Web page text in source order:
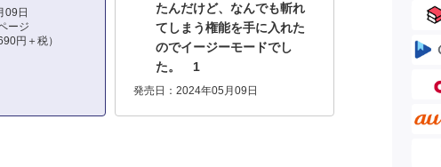
09日
ージ
円＋税）
たんだけど、なんでも斬れ
てしまう権能を手に入れた
のでイージーモードでし
た。 1
発売日：2024年05月09日